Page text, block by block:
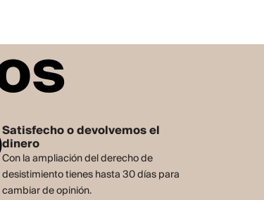
Satisfecho o devolvemos el
dinero
Con la ampliación del derecho de
desistimiento tienes hasta 30 días para
cambiar de opinión.